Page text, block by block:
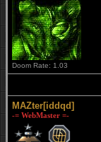
Doom Rate: 1.03
MAZter[iddqd]
-= WebMaster =-